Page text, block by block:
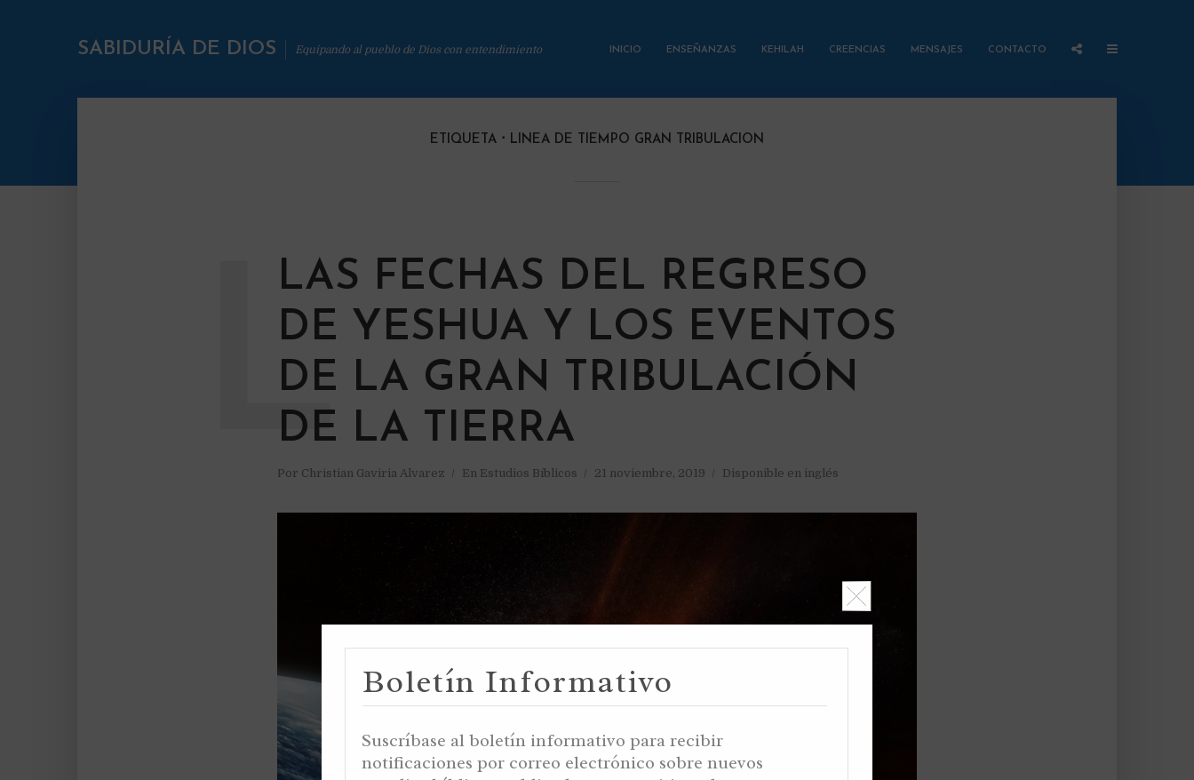
SABIDURÍA DE DIOS Equipando al pueblo de Dios con entendimiento INICIO ENSEÑANZAS KEHILAH CREENCIAS MENSAJES CONTACTO
ETIQUETA LINEA DE TIEMPO GRAN TRIBULACION
LAS FECHAS DEL REGRESO
DE YESHUA Y LOS EVENTOS
DE LA GRAN TRIBULACIÓN
DE LA TIERRA
Por Christian Gaviria Alvarez En Estudios Bíblicos 21 noviembre, 2019 Disponible en inglés
L
Boletín Informativo
Suscríbase al boletín informativo para recibir
notificaciones por correo electrónico sobre nuevos